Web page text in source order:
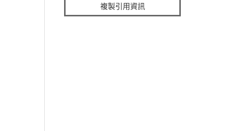
複製引用資訊